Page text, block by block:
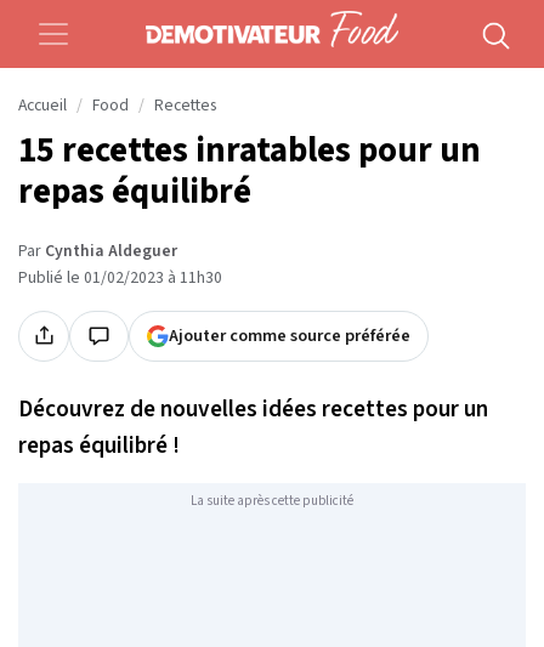
Accueil Food Recettes
15 recettes inratables pour un
repas équilibré
Par Cynthia Aldeguer
Publié le 01/02/2023 à 11h30
Ajouter comme source préférée
Découvrez de nouvelles idées recettes pour un
repas équilibré !
La suite après cette publicité